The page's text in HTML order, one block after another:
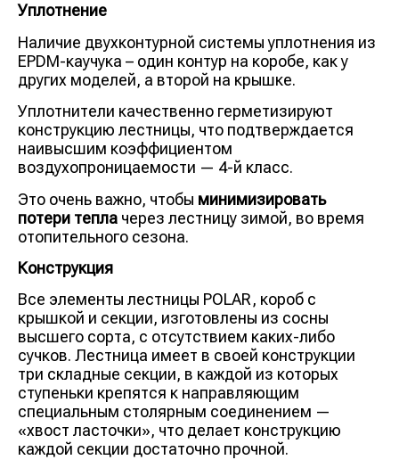
Уплотнение
Наличие двухконтурной системы уплотнения из
EPDM-каучука – один контур на коробе, как у
других моделей, а второй на крышке.
Уплотнители качественно герметизируют
конструкцию лестницы, что подтверждается
наивысшим коэффициентом
воздухопроницаемости — 4-й класс.
Это очень важно, чтобы минимизировать
потери тепла через лестницу зимой, во время
отопительного сезона.
Конструкция
Все элементы лестницы POLAR, короб с
крышкой и секции, изготовлены из сосны
высшего сорта, с отсутствием каких-либо
сучков. Лестница имеет в своей конструкции
три складные секции, в каждой из которых
ступеньки крепятся к направляющим
специальным столярным соединением —
«хвост ласточки», что делает конструкцию
каждой секции достаточно прочной.